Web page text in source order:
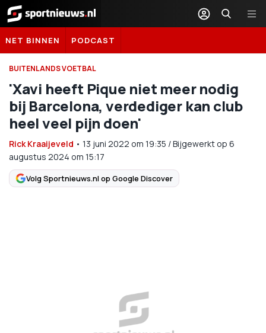
Sportnieuws.nl
NET BINNEN PODCAST
BUITENLANDS VOETBAL
'Xavi heeft Pique niet meer nodig
bij Barcelona, verdediger kan club
heel veel pijn doen'
Rick Kraaijeveld • 13 juni 2022 om 19:35 /Bijgewerkt op 6
augustus 2024 om 15:17
Volg Sportnieuws.nl op Google Discover